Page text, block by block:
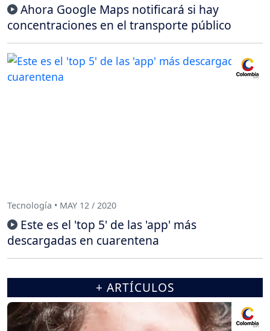
Ahora Google Maps notificará si hay
concentraciones en el transporte público
Tecnología • MAY 12 / 2020
Este es el 'top 5' de las 'app' más
descargadas en cuarentena
+ ARTÍCULOS